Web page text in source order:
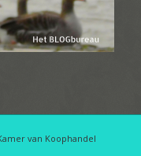
van Koophandel